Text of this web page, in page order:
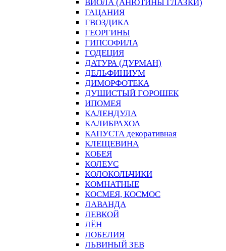
ВИОЛА (АНЮТИНЫ ГЛАЗКИ)
ГАЦАНИЯ
ГВОЗДИКА
ГЕОРГИНЫ
ГИПСОФИЛА
ГОДЕЦИЯ
ДАТУРА (ДУРМАН)
ДЕЛЬФИНИУМ
ДИМОРФОТЕКА
ДУШИСТЫЙ ГОРОШЕК
ИПОМЕЯ
КАЛЕНДУЛА
КАЛИБРАХОА
КАПУСТА декоративная
КЛЕЩЕВИНА
КОБЕЯ
КОЛЕУС
КОЛОКОЛЬЧИКИ
КОМНАТНЫЕ
КОСМЕЯ, КОСМОС
ЛАВАНДА
ЛЕВКОЙ
ЛЁН
ЛОБЕЛИЯ
ЛЬВИНЫЙ ЗЕВ